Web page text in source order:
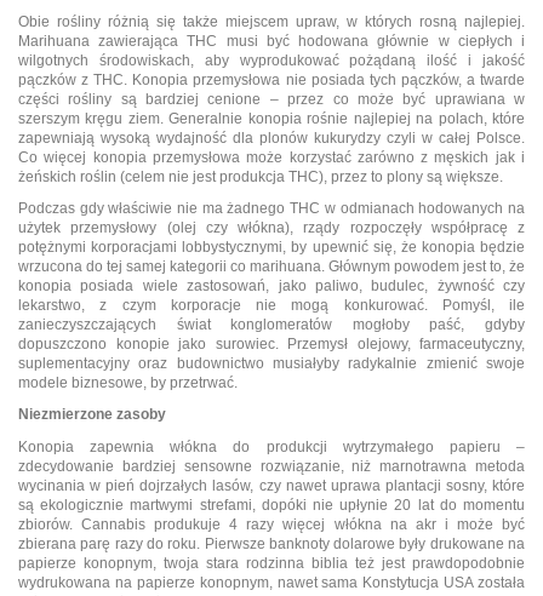
Obie rośliny różnią się także miejscem upraw, w których rosną najlepiej.
Marihuana zawierająca THC musi być hodowana głównie w ciepłych i
wilgotnych środowiskach, aby wyprodukować pożądaną ilość i jakość
pączków z THC. Konopia przemysłowa nie posiada tych pączków, a twarde
części rośliny są bardziej cenione – przez co może być uprawiana w
szerszym kręgu ziem. Generalnie konopia rośnie najlepiej na polach, które
zapewniają wysoką wydajność dla plonów kukurydzy czyli w całej Polsce.
Co więcej konopia przemysłowa może korzystać zarówno z męskich jak i
żeńskich roślin (celem nie jest produkcja THC), przez to plony są większe.
Podczas gdy właściwie nie ma żadnego THC w odmianach hodowanych na
użytek przemysłowy (olej czy włókna), rządy rozpoczęły współpracę z
potężnymi korporacjami lobbystycznymi, by upewnić się, że konopia będzie
wrzucona do tej samej kategorii co marihuana. Głównym powodem jest to, że
konopia posiada wiele zastosowań, jako paliwo, budulec, żywność czy
lekarstwo, z czym korporacje nie mogą konkurować. Pomyśl, ile
zanieczyszczających świat konglomeratów mogłoby paść, gdyby
dopuszczono konopie jako surowiec. Przemysł olejowy, farmaceutyczny,
suplementacyjny oraz budownictwo musiałyby radykalnie zmienić swoje
modele biznesowe, by przetrwać.
Niezmierzone zasoby
Konopia zapewnia włókna do produkcji wytrzymałego papieru –
zdecydowanie bardziej sensowne rozwiązanie, niż marnotrawna metoda
wycinania w pień dojrzałych lasów, czy nawet uprawa plantacji sosny, które
są ekologicznie martwymi strefami, dopóki nie upłynie 20 lat do momentu
zbiorów. Cannabis produkuje 4 razy więcej włókna na akr i może być
zbierana parę razy do roku. Pierwsze banknoty dolarowe były drukowane na
papierze konopnym, twoja stara rodzinna biblia też jest prawdopodobnie
wydrukowana na papierze konopnym, nawet sama Konstytucja USA została